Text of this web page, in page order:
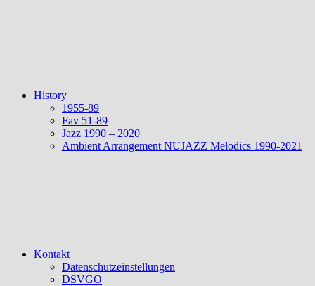
History
1955-89
Fav 51-89
Jazz 1990 – 2020
Ambient Arrangement NUJAZZ Melodics 1990-2021
Kontakt
Datenschutzeinstellungen
DSVGO